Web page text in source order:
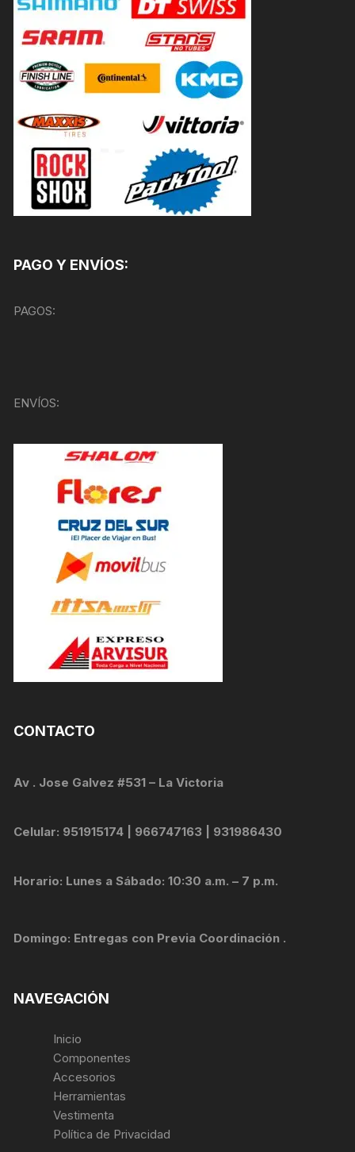
PAGO Y ENVÍOS:
PAGOS:
ENVÍOS:
CONTACTO
Av . Jose Galvez #531 – La Victoria
Celular: 951915174 | 966747163 | 931986430
Horario: Lunes a Sábado: 10:30 a.m. – 7 p.m.
Domingo: Entregas con Previa Coordinación .
NAVEGACIÓN
Inicio
Componentes
Accesorios
Herramientas
Vestimenta
Política de Privacidad